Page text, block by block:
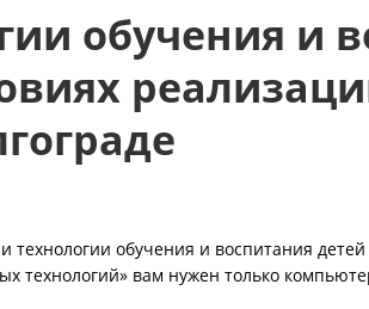
обучения и
обучения и воспитания
технологий» вам нужен только